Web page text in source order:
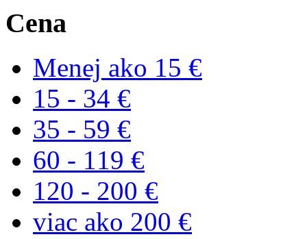
Cena
Menej ako 15 €
15 - 34 €
35 - 59 €
60 - 119 €
120 - 200 €
viac ako 200 €